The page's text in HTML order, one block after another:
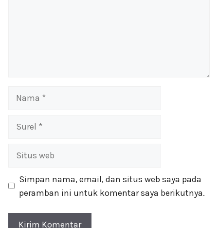
Nama
Surel
Situs
Simpan nama, email, dan situs web saya pada
peramban ini untuk komentar saya berikutnya.